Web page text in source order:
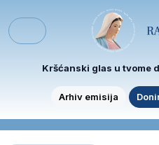
Menu
Kršćanski glas u tvome
Arhiv emisija